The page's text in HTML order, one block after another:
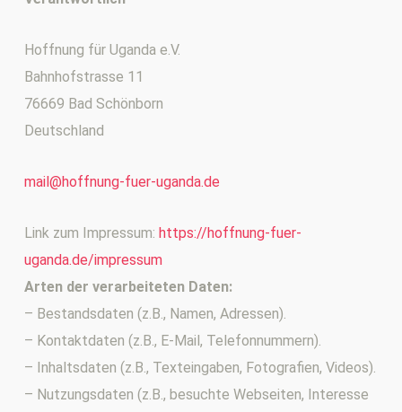
Hoffnung für Uganda e.V.
Bahnhofstrasse 11
76669 Bad Schönborn
Deutschland
mail@hoffnung-fuer-uganda.de
Link zum Impressum: https://hoffnung-fuer-
uganda.de/impressum
Arten der verarbeiteten Daten:
– Bestandsdaten (z.B., Namen, Adressen).
– Kontaktdaten (z.B., E-Mail, Telefonnummern).
– Inhaltsdaten (z.B., Texteingaben, Fotografien, Videos).
– Nutzungsdaten (z.B., besuchte Webseiten, Interesse